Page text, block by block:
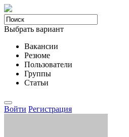
Выбрать вариант
Вакансии
Резюме
Пользователи
Группы
Статьи
Войти Регистрация